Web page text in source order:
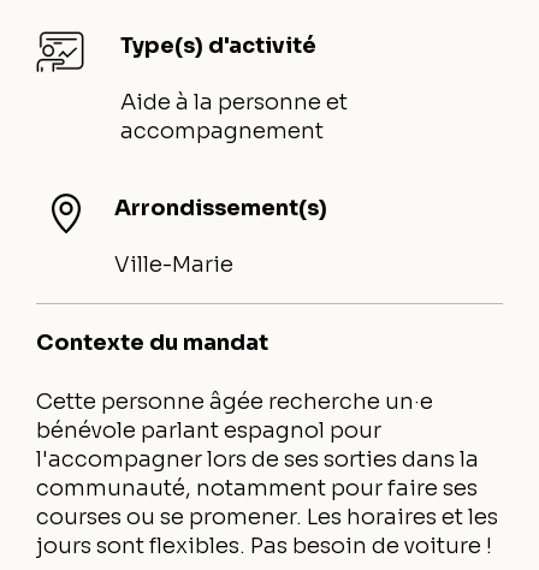
Type(s) d'activité
Aide à la personne et
accompagnement
Arrondissement(s)
Ville-Marie
Contexte du mandat
Cette personne âgée recherche un·e
bénévole parlant espagnol pour
l'accompagner lors de ses sorties dans la
communauté, notamment pour faire ses
courses ou se promener. Les horaires et les
jours sont flexibles. Pas besoin de voiture !